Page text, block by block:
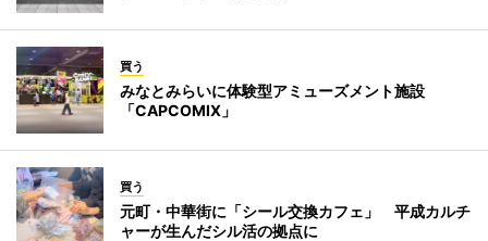
買う
みなとみらいに体験型アミューズメント施設
「CAPCOMIX」
買う
元町・中華街に「シール交換カフェ」 平成カルチ
ャーが生んだシル活の拠点に